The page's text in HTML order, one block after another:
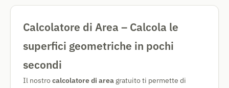
Calcolatore di Area – Calcola le
superfici geometriche in pochi
secondi
Il nostrocalcolatore di area gratuito ti permette di